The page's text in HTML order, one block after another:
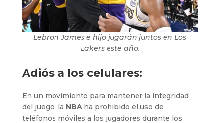
Lebron James e hijo jugarán juntos en Los
Lakers este año.
Adiós a los celulares:
En un movimiento para mantener la integridad
del juego, la NBAha prohibido el uso de
teléfonos móviles a los jugadores durante los